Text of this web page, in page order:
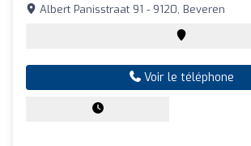
Albert Panisstraat 91 - 9120, Beveren
Voir le téléphone